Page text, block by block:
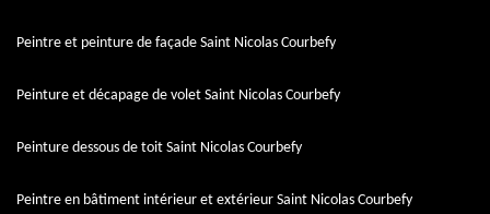
Peintre et peinture de façade Saint Nicolas Courbefy
Peinture et décapage de volet Saint Nicolas Courbefy
Peinture dessous de toit Saint Nicolas Courbefy
Peintre en bâtiment intérieur et extérieur Saint Nicolas Courbefy